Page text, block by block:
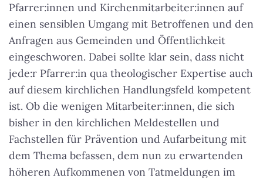
Pfarrer:innen und Kirchenmitarbeiter:innen auf
einen sensiblen Umgang mit Betroffenen und den
Anfragen aus Gemeinden und Öffentlichkeit
eingeschworen. Dabei sollte klar sein, dass nicht
jede:r Pfarrer:in qua theologischer Expertise auch
auf diesem kirchlichen Handlungsfeld kompetent
ist. Ob die wenigen Mitarbeiter:innen, die sich
bisher in den kirchlichen Meldestellen und
Fachstellen für Prävention und Aufarbeitung mit
dem Thema befassen, dem nun zu erwartenden
höheren Aufkommenen von Tatmeldungen im